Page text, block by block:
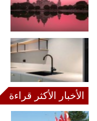
الأخبار الأكثر قراءة